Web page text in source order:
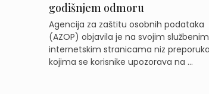
godišnjem odmoru
Agencija za zaštitu osobnih podataka
(AZOP) objavila je na svojim službenim
internetskim stranicama niz preporuka
kojima se korisnike upozorava na ...